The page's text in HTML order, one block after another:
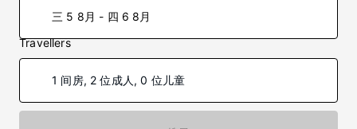
三 5 8月 - 四 6 8月
Travellers
1 间房, 2 位成人, 0 位儿童